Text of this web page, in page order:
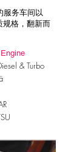
服务车间以
规格，翻新而
& Turbo